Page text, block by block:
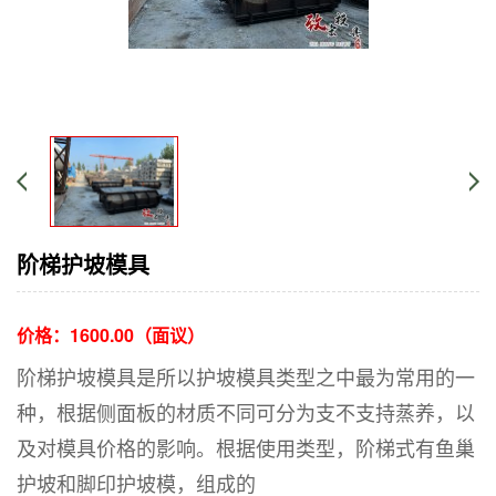
阶梯护坡模具
价格： 1600.00（面议）
阶梯护坡模具是所以护坡模具类型之中最为常用的一
种，根据侧面板的材质不同可分为支不支持蒸养，以
及对模具价格的影响。根据使用类型，阶梯式有鱼巢
护坡和脚印护坡模，组成的